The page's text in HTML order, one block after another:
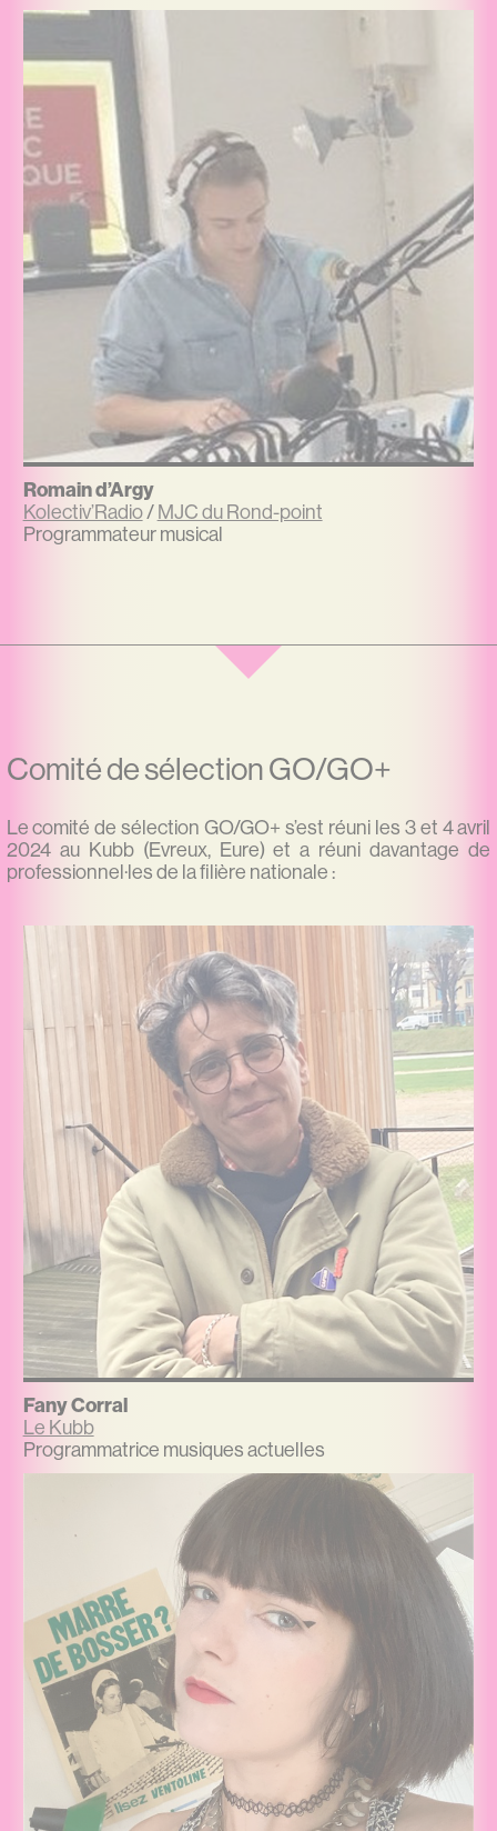
Romain d’Argy
Kolectiv’Radio/MJC du Rond-point
Programmateur musical
Comité de sélection GO/GO+
Le comité de sélection GO/GO+ s’est réuni les 3 et 4 avril
2024 au Kubb (Evreux, Eure) et a réuni davantage de
professionnel·les de la filière nationale :
Fany Corral
Le Kubb
Programmatrice musiques actuelles